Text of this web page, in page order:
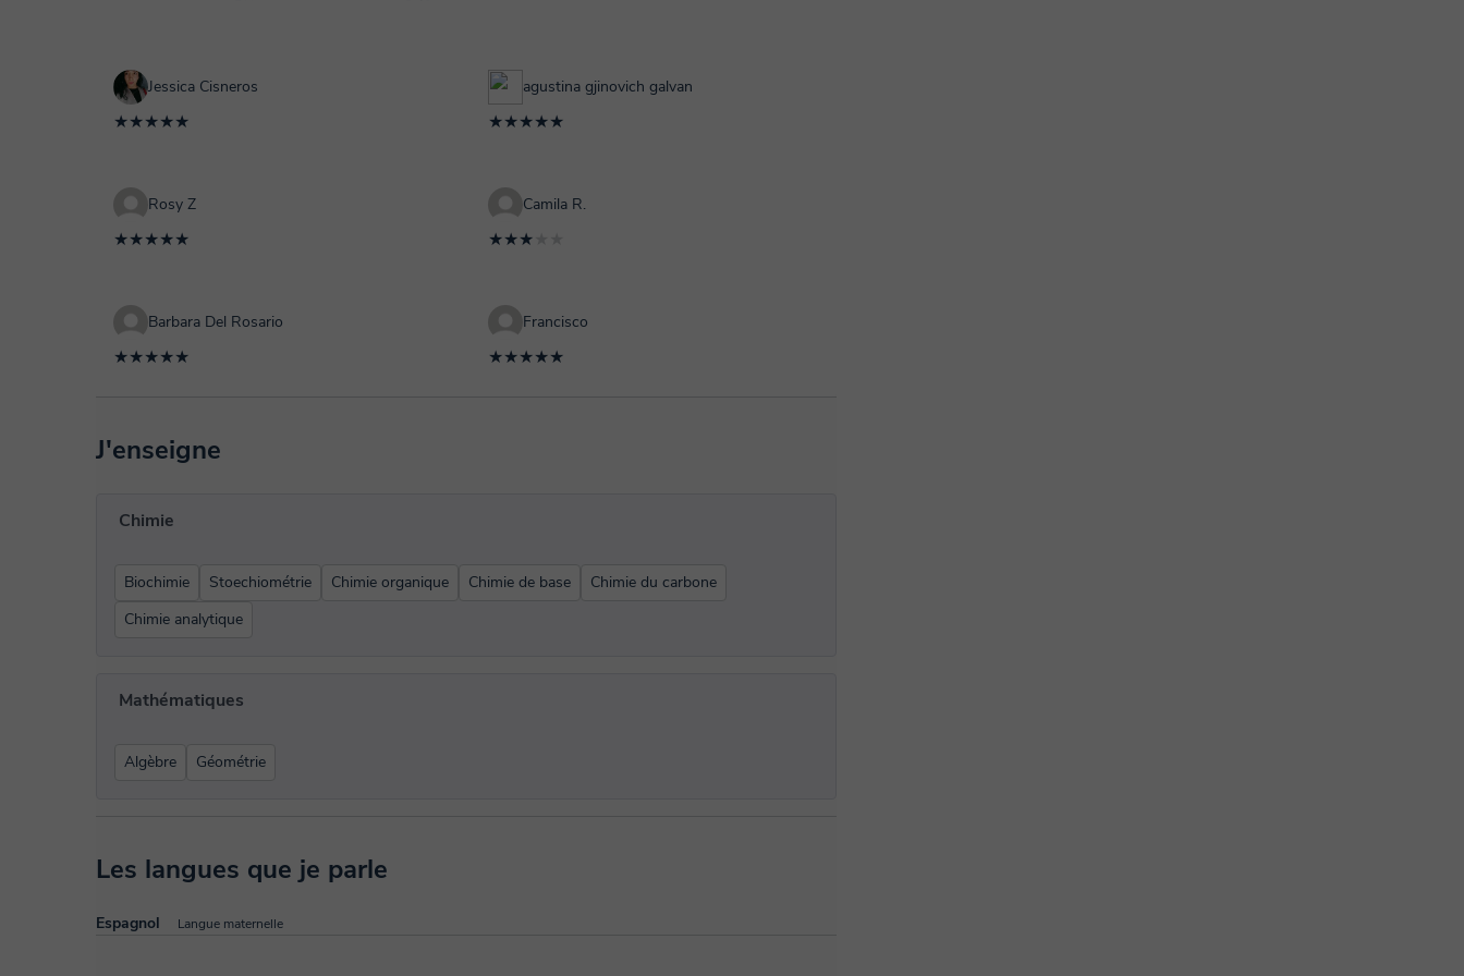
Jessica Cisneros
★★★★★
agustina gjinovich galvan
★★★★★
Rosy Z
★★★★★
Camila R.
★★★
Barbara Del Rosario
★★★★★
Francisco
★★★★★
J'enseigne
Chimie
Biochimie Stoechiométrie Chimie organique Chimie de base
Chimie du carbone
Chimie analytique
Mathématiques
Algèbre Géométrie
Les langues que je parle
Espagnol Langue maternelle